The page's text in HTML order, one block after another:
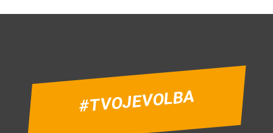
#TVOJEVOLBA